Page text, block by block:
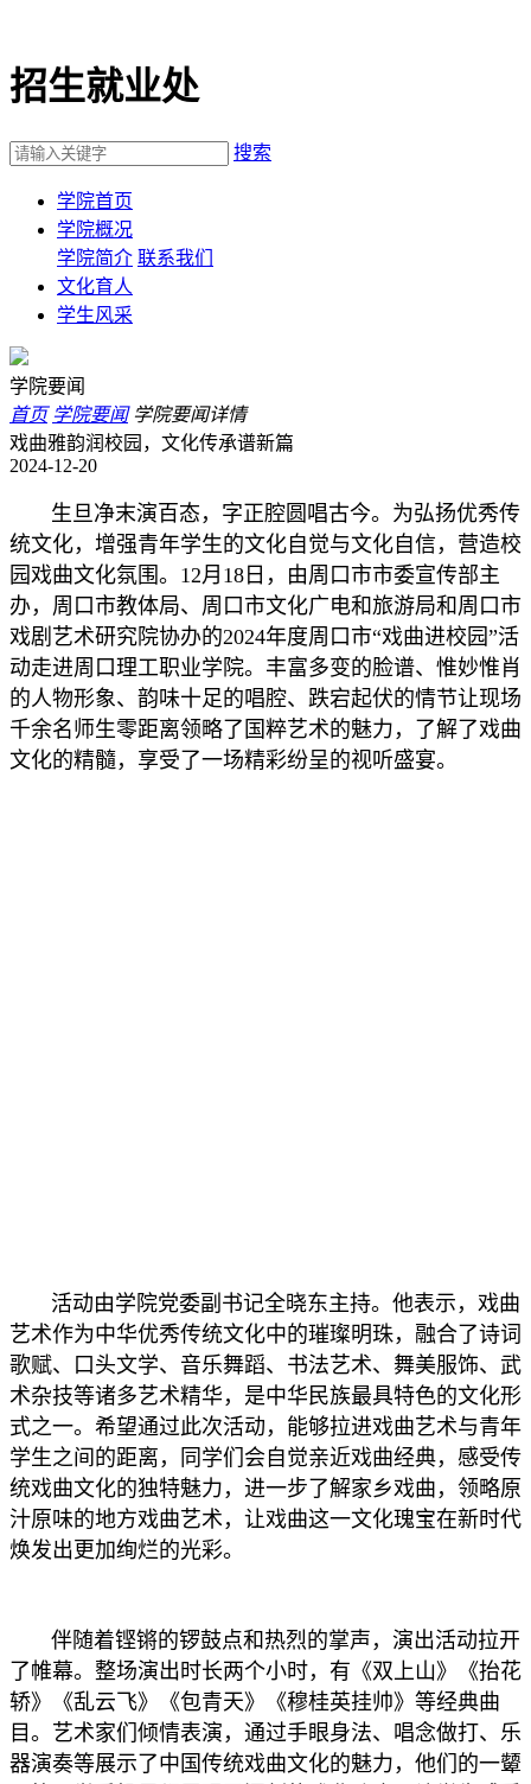
招生就业处
搜索
学院首页
学院概况
学院简介 联系我们
文化育人
学生风采
学院要闻
首页 学院要闻 学院要闻详情
戏曲雅韵润校园，文化传承谱新篇
2024-12-20
生旦净末演百态，字正腔圆唱古今。为弘扬优秀传
统文化，增强青年学生的文化自觉与文化自信，营造校
园戏曲文化氛围。12月18日，由周口市市委宣传部主
办，周口市教体局、周口市文化广电和旅游局和周口市
戏剧艺术研究院协办的2024年度周口市“戏曲进校园”活
动走进周口理工职业学院。丰富多变的脸谱、惟妙惟肖
的人物形象、韵味十足的唱腔、跌宕起伏的情节让现场
千余名师生零距离领略了国粹艺术的魅力，了解了戏曲
文化的精髓，享受了一场精彩纷呈的视听盛宴。
活动由学院党委副书记全晓东主持。他表示，戏曲
艺术作为中华优秀传统文化中的璀璨明珠，融合了诗词
歌赋、口头文学、音乐舞蹈、书法艺术、舞美服饰、武
术杂技等诸多艺术精华，是中华民族最具特色的文化形
式之一。希望通过此次活动，能够拉进戏曲艺术与青年
学生之间的距离，同学们会自觉亲近戏曲经典，感受传
统戏曲文化的独特魅力，进一步了解家乡戏曲，领略原
汁原味的地方戏曲艺术，让戏曲这一文化瑰宝在新时代
焕发出更加绚烂的光彩。
伴随着铿锵的锣鼓点和热烈的掌声，演出活动拉开
了帷幕。整场演出时长两个小时，有《双上山》《抬花
轿》《乱云飞》《包青天》《穆桂英挂帅》等经典曲
目。艺术家们倾情表演，通过手眼身法、唱念做打、乐
器演奏等展示了中国传统戏曲文化的魅力，他们的一颦